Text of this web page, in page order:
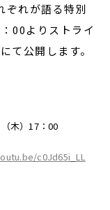
ぞれが語る特別
00よりストライ
て公開します。
木）17：00
c0Jd65i_LL